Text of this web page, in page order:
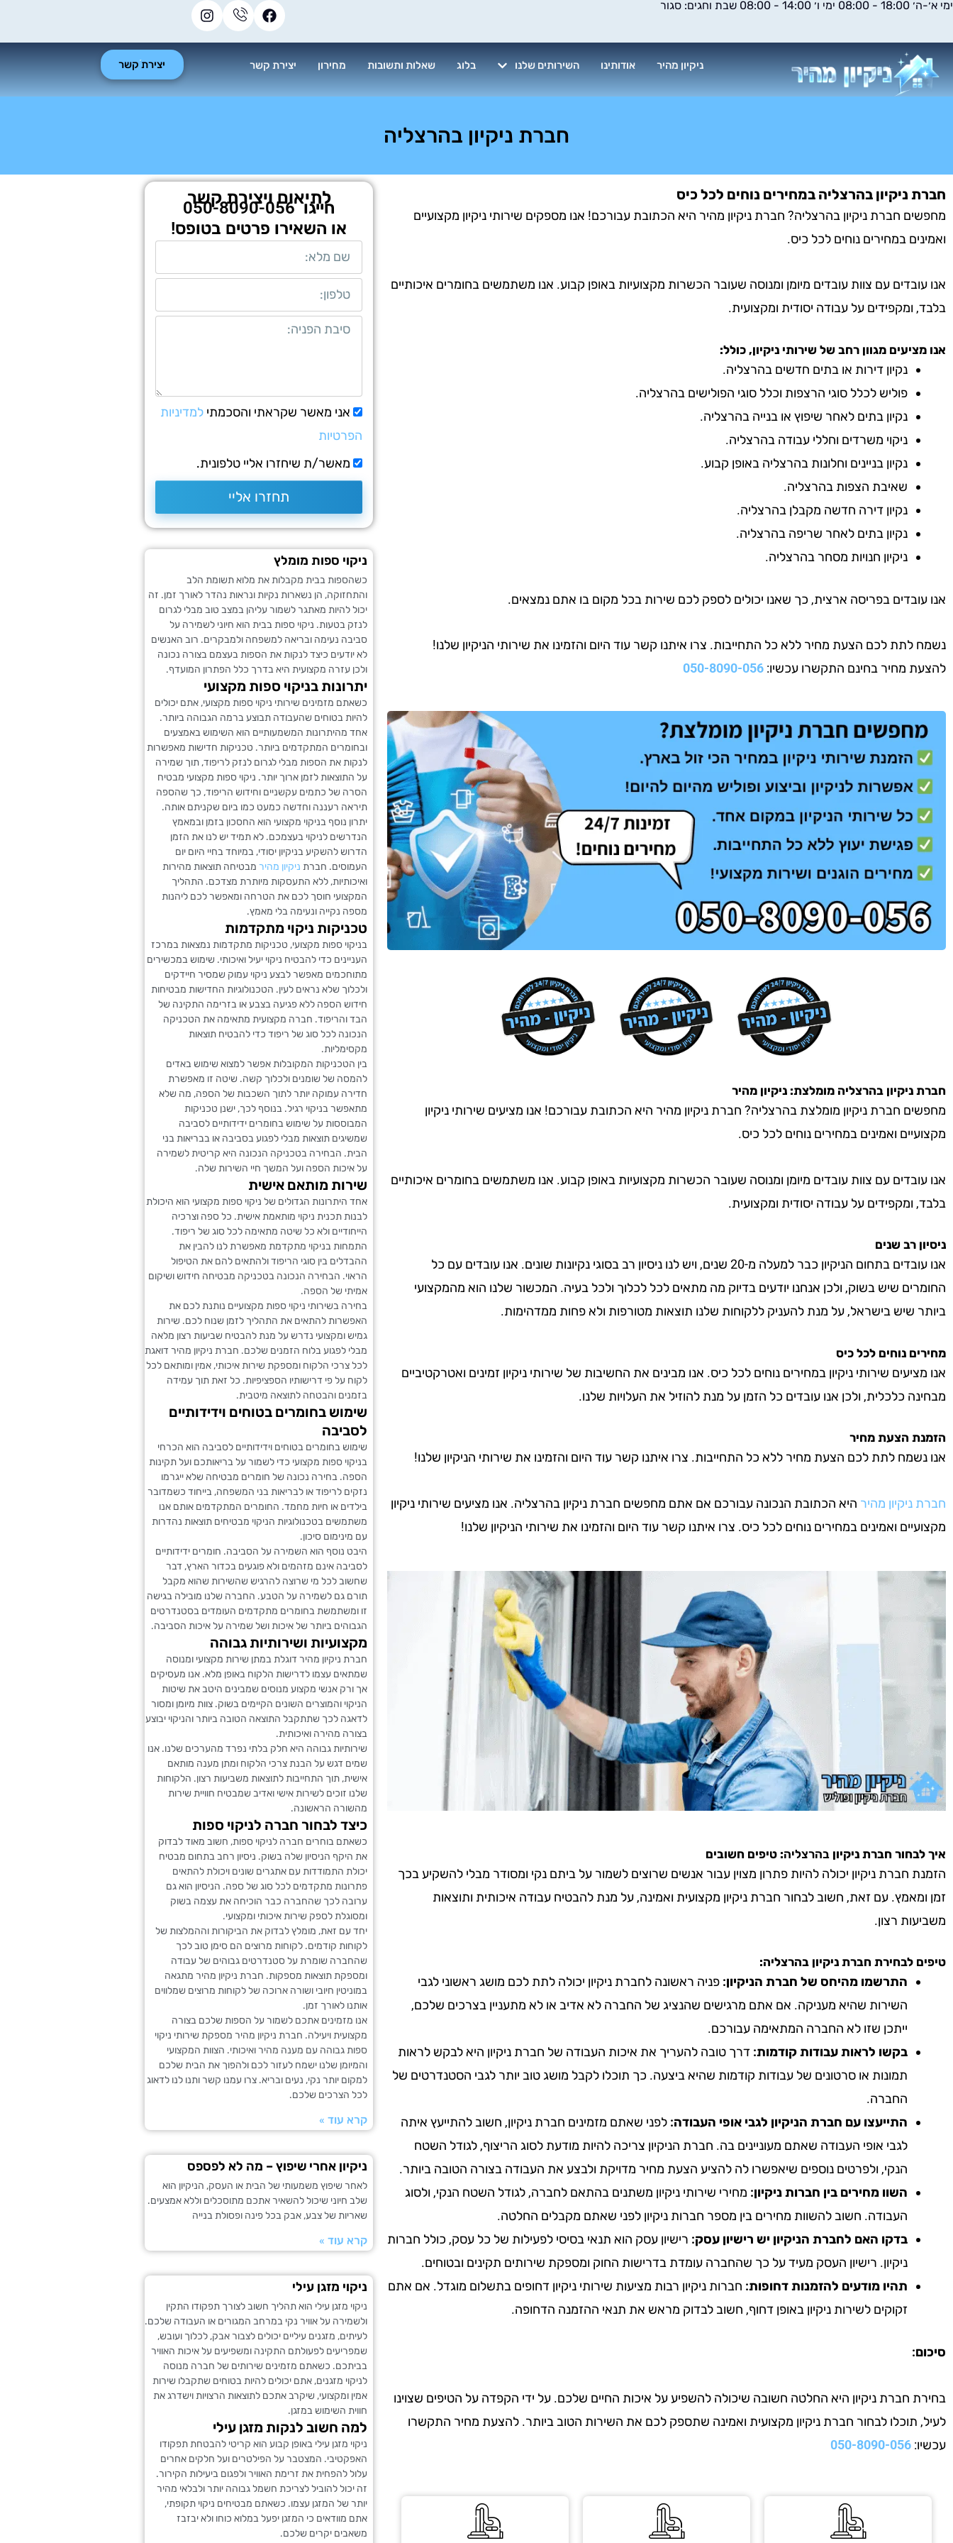
דילוג
ימי א׳-ה׳ 18:00 - 08:00 ימי ו׳ 14:00 - 08:00 שבת וחגים: סגור
ניקיון מהיר אודותינו השירותים שלנו בלוג שאלות ותשובות מחירון יצירת קשר יצירת קשר
חברת ניקיון בהרצליה
חברת ניקיון בהרצליה במחירים נוחים לכל כיס
מחפשים חברת ניקיון בהרצליה? חברת ניקיון מהיר היא הכתובת עבורכם! אנו מספקים שירותי ניקיון מקצועיים
ואמינים במחירים נוחים לכל כיס.
אנו עובדים עם צוות עובדים מיומן ומנוסה שעובר הכשרות מקצועיות באופן קבוע. אנו משתמשים בחומרים איכותיים
בלבד, ומקפידים על עבודה יסודית ומקצועית.
אנו מציעים מגוון רחב של שירותי ניקיון, כולל:
נקיון דירות או בתים חדשים בהרצליה.
פוליש לכלל סוגי הרצפות וכלל סוגי הפולישים בהרצליה.
נקיון בתים לאחר שיפוץ או בנייה בהרצליה.
ניקוי משרדים וחללי עבודה בהרצליה.
נקיון בניינים וחלונות בהרצליה באופן קבוע.
שאיבת הצפות בהרצליה.
נקיון דירה חדשה מקבלן בהרצליה.
נקיון בתים לאחר שריפה בהרצליה.
ניקיון חנויות מסחר בהרצליה.
אנו עובדים בפריסה ארצית, כך שאנו יכולים לספק לכם שירות בכל מקום בו אתם נמצאים.
נשמח לתת לכם הצעת מחיר ללא כל התחייבות. צרו איתנו קשר עוד היום והזמינו את שירותי הניקיון שלנו!
להצעת מחיר בחינם התקשרו עכשיו: 050-8090-056
חברת ניקיון בהרצליה מומלצת: ניקיון מהיר
מחפשים חברת ניקיון מומלצת בהרצליה? חברת ניקיון מהיר היא הכתובת עבורכם! אנו מציעים שירותי ניקיון
מקצועיים ואמינים במחירים נוחים לכל כיס.
אנו עובדים עם צוות עובדים מיומן ומנוסה שעובר הכשרות מקצועיות באופן קבוע. אנו משתמשים בחומרים איכותיים
בלבד, ומקפידים על עבודה יסודית ומקצועית.
ניסיון רב שנים
אנו עובדים בתחום הניקיון כבר למעלה מ-20 שנים, ויש לנו ניסיון רב בסוגי נקיונות שונים. אנו עובדים עם כל
החומרים שיש בשוק, ולכן אנחנו יודעים בדיוק מה מתאים לכל לכלוך ולכל בעיה. המכשור שלנו הוא מהמקצועי
ביותר שיש בישראל, על מנת להעניק ללקוחות שלנו תוצאות מטורפות ולא פחות ממדהימות.
מחירים נוחים לכל כיס
אנו מציעים שירותי ניקיון במחירים נוחים לכל כיס. אנו מבינים את החשיבות של שירותי ניקיון זמינים ואטרקטיביים
מבחינה כלכלית, ולכן אנו עובדים כל הזמן על מנת להוזיל את העלויות שלנו.
הזמנת הצעת מחיר
אנו נשמח לתת לכם הצעת מחיר ללא כל התחייבות. צרו איתנו קשר עוד היום והזמינו את שירותי הניקיון שלנו!
חברת ניקיון מהיר היא הכתובת הנכונה עבורכם אם אתם מחפשים חברת ניקיון בהרצליה. אנו מציעים שירותי ניקיון
מקצועיים ואמינים במחירים נוחים לכל כיס. צרו איתנו קשר עוד היום והזמינו את שירותי הניקיון שלנו!
איך לבחור חברת ניקיון בהרצליה: טיפים חשובים
הזמנת חברת ניקיון יכולה להיות פתרון מצוין עבור אנשים שרוצים לשמור על ביתם נקי ומסודר מבלי להשקיע בכך
זמן ומאמץ. עם זאת, חשוב לבחור חברת ניקיון מקצועית ואמינה, על מנת להבטיח עבודה איכותית ותוצאות
משביעות רצון.
טיפים לבחירת חברת ניקיון בהרצליה:
התרשמו מהיחס של חברת הניקיון: פניה ראשונה לחברת ניקיון יכולה לתת לכם מושג ראשוני לגבי
השירות שהיא מעניקה. אם אתם מרגישים שהנציג של החברה לא אדיב או לא מתעניין בצרכים שלכם,
ייתכן שזו לא החברה המתאימה עבורכם.
בקשו לראות עבודות קודמות: דרך טובה להעריך את איכות העבודה של חברת ניקיון היא לבקש לראות
תמונות או סרטונים של עבודות קודמות שהיא ביצעה. כך תוכלו לקבל מושג טוב יותר לגבי הסטנדרטים של
החברה.
התייעצו עם חברת הניקיון לגבי אופי העבודה: לפני שאתם מזמינים חברת ניקיון, חשוב להתייעץ איתה
לגבי אופי העבודה שאתם מעוניינים בה. חברת הניקיון צריכה להיות מודעת לסוג הריצוף, לגודל השטח
הנקי, ולפרטים נוספים שיאפשרו לה להציע הצעת מחיר מדויקת ולבצע את העבודה בצורה הטובה ביותר.
השוו מחירים בין חברות ניקיון: מחירי שירותי ניקיון משתנים בהתאם לחברה, לגודל השטח הנקי, ולסוג
העבודה. חשוב להשוות מחירים בין מספר חברות ניקיון לפני שאתם מקבלים החלטה.
בדקו האם לחברת הניקיון יש רישיון עסק: רישיון עסק הוא תנאי בסיסי לפעילות של כל עסק, כולל חברות
ניקיון. רישיון העסק מעיד על כך שהחברה עומדת בדרישות החוק ומספקת שירותים תקינים ובטוחים.
תהיו מודעים להזמנות דחופות: חברות ניקיון רבות מציעות שירותי ניקיון דחופים בתשלום מוגדל. אם אתם
זקוקים לשירות ניקיון באופן דחוף, חשוב לבדוק מראש את תנאי ההזמנה הדחופה.
סיכום:
בחירת חברת ניקיון היא החלטה חשובה שיכולה להשפיע על איכות החיים שלכם. על ידי הקפדה על הטיפים שצוינו
לעיל, תוכלו לבחור חברת ניקיון מקצועית ואמינה שתספק לכם את השירות הטוב ביותר. להצעת מחיר התקשרו
עכשיו:
לתיאום ויצירת קשר
חייגו050-8090-056
או השאירו פרטים בטופס!
אני מאשר שקראתי והסכמתי למדיניות
הפרטיות
מאשר/ת שיחזרו אליי טלפונית.
תחזרו אליי
ניקוי ספות מומלץ
כשהספות בבית מקבלות את מלוא תשומת הלב
והתחזוקה, הן נשארות נקיות ונראות נהדר לאורך זמן. זה
יכול להיות מאתגר לשמור עליהן במצב טוב מבלי לגרום
לנזק בטעות. ניקוי ספות בבית הוא חיוני לשמירה על
סביבה נעימה ובריאה למשפחה ולמבקרים. רוב האנשים
לא יודעים כיצד לנקות את הספות בעצמם בצורה נכונה
ולכן עזרה מקצועית היא בדרך כלל הפתרון המועדף.
יתרונות בניקוי ספות מקצועי
כשאתם מזמינים שירותי ניקוי ספות מקצועי, אתם יכולים
להיות בטוחים שהעבודה תבוצע ברמה הגבוהה ביותר.
אחד מהיתרונות המשמעותיים הוא השימוש באמצעים
ובחומרים המתקדמים ביותר. טכניקות חדישות מאפשרות
לנקות את הספות מבלי לגרום לנזק לריפוד, תוך שמירה
על התוצאות לזמן ארוך יותר. ניקוי ספות מקצועי מבטיח
הסרה של כתמים עקשניים וחידוש הריפוד, כך שהספה
תיראה רעננה וחדשה כמעט כמו ביום שקניתם אותה.
יתרון נוסף בניקוי מקצועי הוא החסכון בזמן ובמאמץ
הנדרשים לניקוי בעצמכם. לא תמיד יש לנו את הזמן
הדרוש להשקיע בניקיון יסודי, במיוחד בחיי היום יום
העמוסים. חברת ניקיון מהיר מבטיחה תוצאות מהירות
ואיכותיות, ללא התעסקות מיותרת מצדכם. התהליך
המקצועי חוסך לכם את הטרחה ומאפשר לכם ליהנות
מספה נקייה ונעימה בלי מאמץ.
טכניקות ניקוי מתקדמות
בניקוי ספות מקצועי, טכניקות מתקדמות נמצאות במרכז
העניינים כדי להבטיח ניקוי יעיל ואיכותי. שימוש במכשירים
מתוחכמים מאפשר לבצע ניקוי עמוק שמסיר חיידקים
ולכלוך שלא נראים לעין. הטכנולוגיות החדישות מבטיחות
חידוש הספה ללא פגיעה בצבע או בזרימה התקינה של
הבד והריפוד. חברה מקצועית מתאימה את הטכניקה
הנכונה לכל סוג של ריפוד כדי להבטיח תוצאות
מקסימליות.
בין הטכניקות המקובלות אפשר למצוא שימוש באדים
להמסה של שומנים ולכלוך קשה. שיטה זו מאפשרת
חדירה עמוקה יותר לתוך השכבות של הספה, מה שלא
מתאפשר בניקוי רגיל. בנוסף לכך, ישנן טכניקות
המבוססות על שימוש בחומרים ידידותיים לסביבה
שמשיגים תוצאות מבלי לפגוע בסביבה או בבריאות בני
הבית. הבחירה בטכניקה הנכונה היא קריטית לשמירה
על איכות הספה ועל המשך חיי השירות שלה.
שירות מותאם אישית
אחד היתרונות הגדולים של ניקוי ספות מקצועי הוא היכולת
לבנות תכנית ניקוי מותאמת אישית. כל ספה וצרכיה
הייחודיים ולא כל שיטה מתאימה לכל סוג של ריפוד.
התמחות בניקוי מתקדמת מאפשרת לנו להבין את
ההבדלים בין סוגי הריפוד ולהתאים להם את הטיפול
הראוי. הבחירה הנכונה בטכניקה מבטיחה חידוש ושיקום
אמיתי של הספה.
בחירה בשירותי ניקוי ספות מקצועיים נותנת לכם את
האפשרות להתאים את התהליך לזמן שנוח לכם. שירות
גמיש ומקצועי נדרש על מנת להבטיח שביעות רצון מלאה
מבלי לפגוע בלוח הזמנים שלכם. חברת ניקיון מהיר דואגת
לכל צרכי הלקוח ומספקת שירות איכותי, אמין ומותאם לכל
לקוח על פי דרישותיו הספציפיות. כל זאת תוך עמידה
בזמנים והבטחה לתוצאה מיטבית.
שימוש בחומרים בטוחים וידידותיים
לסביבה
שימוש בחומרים בטוחים וידידותיים לסביבה הוא הכרחי
בניקוי ספות מקצועי כדי לשמור על בריאותכם ועל תקינות
הספה. בחירה נכונה של חומרים מבטיחה שלא ייגרמו
נזקים לריפוד או לבריאות בני המשפחה, בייחוד כשמדובר
בילדים או חיות מחמד. החומרים המתקדמים אותם אנו
משתמשים בטכנולוגיות הניקוי מבטיחים תוצאות נהדרות
עם מינימום סיכון.
היבט נוסף הוא השמירה על הסביבה. חומרים ידידותיים
לסביבה אינם מזהמים ולא פוגעים בכדור הארץ, דבר
שחשוב לכל מי שרוצה להרגיש שהשירות שהוא מקבל
תורם גם לשמירה על הטבע. החברה שלנו מובילה בגישה
זו ומשתמשת בחומרים מתקדמים העומדים בסטנדרטים
הגבוהים ביותר של איכות ושל שמירה על איכות הסביבה.
מקצועיות ושירותיות גבוהה
חברת ניקיון מהיר דוגלת במתן שירות מקצועי ומנוסה
שמתאים עצמו לדרישות הלקוח באופן מלא. אנו מעסיקים
אך ורק אנשי מקצוע מנוסים שמבינים היטב את שיטות
הניקוי והמוצרים השונים הקיימים בשוק. צוות מיומן ומסור
לדאגה לכך שתתקבל התוצאה הטובה ביותר והניקוי יבוצע
בצורה מהירה ואיכותית.
שירותיות גבוהה היא חלק בלתי נפרד מהערכים שלנו. אנו
שמים דגש על הבנת צרכי הלקוח ומתן מענה מותאם
אישית, תוך התחייבות לתוצאות משביעות רצון. הלקוחות
שלנו זוכים לשירות אישי ואדיב שמבטיח חוויית שירות
מהשורה הראשונה.
כיצד לבחור חברה לניקוי ספות
כשאתם בוחרים חברה לניקוי ספות, חשוב מאוד לבדוק
את היקף הניסיון שלה בשוק. ניסיון רחב בתחום מבטיח
יכולת התמודדות עם אתגרים שונים ויכולת להתאים
פתרונות מתקדמים לכל סוג של ספה. הניסיון הוא גם
ערובה לכך שהחברה כבר הוכיחה את עצמה בשוק
ומסוגלת לספק שירות איכותי ומקצועי.
יחד עם זאת, מומלץ לבדוק את הביקורות וההמלצות של
לקוחות קודמים. לקוחות מרוצים הם סימן טוב לכך
שהחברה שומרת על סטנדרטים גבוהים של עבודה
ומספקת תוצאות מספקות. חברת ניקיון מהיר מתגאה
במוניטין חיובי ושורה ארוכה של לקוחות מרוצים שמלווים
אותנו לאורך זמן.
אנו מזמינים אתכם לשמור על הספות שלכם בצורה
מקצועית ויעילה. חברת ניקיון מהיר מספקת שירותי ניקוי
ספות גבוהה עם מענה מהיר ואיכותי. הצוות המקצועי
והמיומן שלנו ישמח לעזור לכם ולהפוך את הבית שלכם
למקום יותר נקי, נעים ובריא. צרו עמנו קשר ותנו לנו לדאוג
לכל הצרכים שלכם.
קרא עוד »
ניקיון אחרי שיפוץ – מה לא לפספס
לאחר שיפוץ משמעותי של הבית או העסק, הניקיון הוא
שלב חיוני שיכול להשאיר אתכם מתוסכלים וללא אמצעים.
שאריות של צבע, אבק בכל פינה ופסולת בנייה
קרא עוד »
ניקוי מזגן עילי
ניקוי מזגן עילי הוא תהליך חשוב לצורך תפקודו התקין
ולשמירה על אוויר נקי במרחב המגורים או העבודה שלכם.
לעיתים, מזגנים עיליים יכולים לצבור אבק, לכלוך ועובש,
שמפריעים לפעולתם התקינה ומשפיעים על איכות האוויר
בביתכם. כשאתם מזמינים שירותים של חברה מנוסה
לניקוי מזגנים, אתם יכולים להיות בטוחים שתקבלו שירות
אמין ומקצועי, שיקרב אתכם לתוצאות הרצויות וישדרג את
חווית השימוש במזגן.
למה חשוב לנקות מזגן עילי
ניקוי מזגן עילי באופן קבוע הוא קריטי להבטחת תפקודו
האפקטיבי. המצטבר על הפילטרים ועל חלקים אחרים
עלול להפחית את זרימת האוויר ולפגום ביעילות הקירור.
זה יכול להוביל לצריכת חשמל גבוהה יותר ולבלאי מהיר
יותר של המזגן עצמו. כשאתם מבטיחים ניקוי תקופתי,
אתם מוודאים כי המזגן יפעל במלוא כוחו ולא יבזבז
משאבים יקרים שלכם.